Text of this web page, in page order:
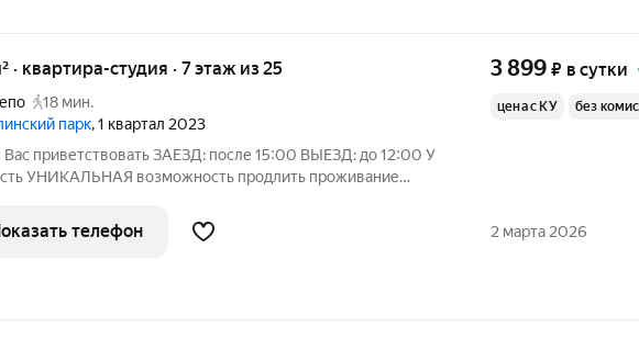
· квартира-студия · 7 этаж из 25
18 мин.
парк, 1 квартал 2023
ЗАЕЗД: после 15:00 ВЫЕЗД: до 12:00 У
УНИКАЛЬНАЯ возможность продлить проживание
гостями ! Так же обсуждается ИНДИВИДУАЛЬНО ранний
в
3 899 ₽ в сутки
цена с КУ без
телефон 2 марта 2026